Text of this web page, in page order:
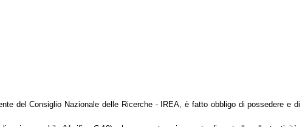
del Consiglio Nazionale delle Ricerche - IREA, è fatto obbligo di possedere e di